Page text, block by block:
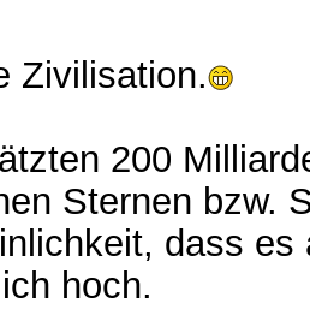
Zivilisation.
200
Sternen bzw.
dass
hoch.